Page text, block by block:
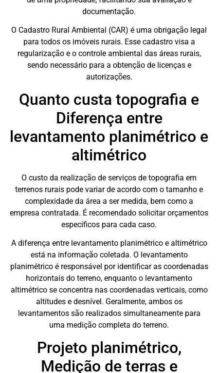
documentação.
O Cadastro Rural Ambiental (CAR) é uma obrigação legal
para todos os imóveis rurais. Esse cadastro visa a
regularização e o controle ambiental das áreas rurais,
sendo necessário para a obtenção de licenças e
autorizações.
Quanto custa topografia e
Diferença entre
levantamento planimétrico e
altimétrico
O custo da realização de serviços de topografia em
terrenos rurais pode variar de acordo com o tamanho e
complexidade da área a ser medida, bem como a
empresa contratada. É recomendado solicitar orçamentos
específicos para cada caso.
A diferença entre levantamento planimétrico e altimétrico
está na informação coletada. O levantamento
planimétrico é responsável por identificar as coordenadas
horizontais do terreno, enquanto o levantamento
altimétrico se concentra nas coordenadas verticais, como
altitudes e desnível. Geralmente, ambos os
levantamentos são realizados simultaneamente para
uma medição completa do terreno.
Projeto planimétrico,
Medição de terras e